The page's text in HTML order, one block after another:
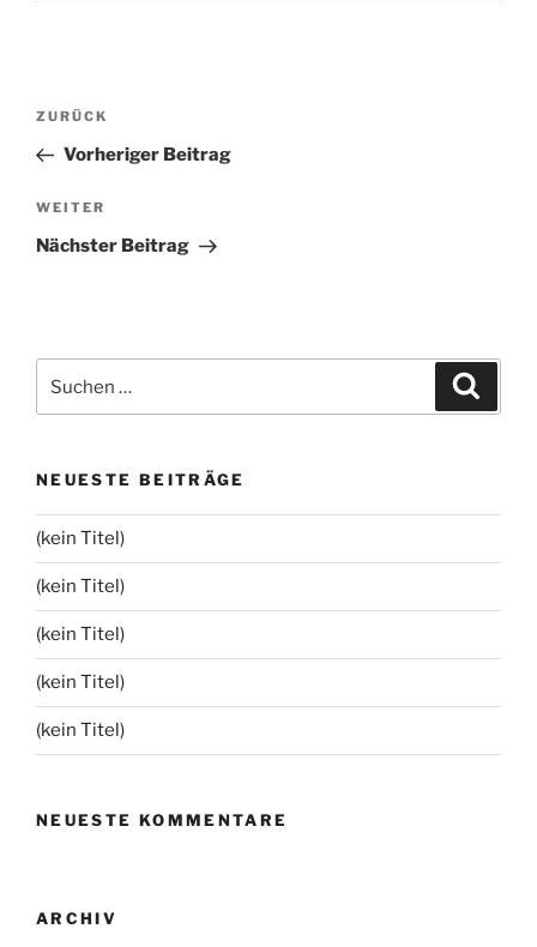
Beitragsnavigation
Vorheriger
Beitrag
ZURÜCK
Vorheriger Beitrag
Nächster
Beitrag
WEITER
Nächster Beitrag
nach:
NEUESTE BEITRÄGE
(kein Titel)
(kein Titel)
(kein Titel)
(kein Titel)
(kein Titel)
NEUESTE KOMMENTARE
ARCHIV